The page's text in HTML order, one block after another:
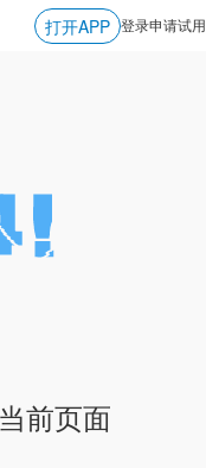
打开APP 登录申请试用
前页面